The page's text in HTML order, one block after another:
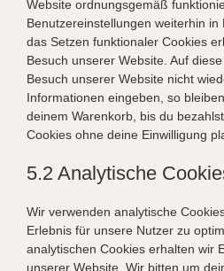
Website ordnungsgemäß
Benutzereinstellungen weiterhin
das Setzen funktionaler Cookies
Besuch unserer Website. Auf
Besuch unserer Website nicht
Informationen eingeben, so
deinem Warenkorb, bis du
Cookies ohne deine Einwilligung
5.2 Analytische
Wir verwenden analytische
Erlebnis für unsere Nutzer zu
analytischen Cookies erhalten wir
unserer Website. Wir bitten um